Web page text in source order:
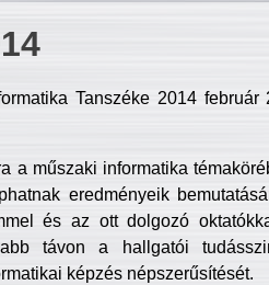
Tanszéke 2014
a műszaki informatika
eredményeik
és az ott dolgozó
távon a hallgatói
képzés népszerűsítését.